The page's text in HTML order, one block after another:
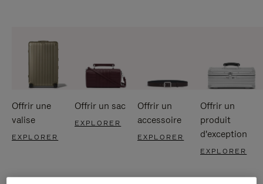
Offrir une
valise
EXPLORER
Offrir un sac
EXPLORER
Offrir un
accessoire
EXPLORER
Offrir un
produit
d'exception
EXPLORER